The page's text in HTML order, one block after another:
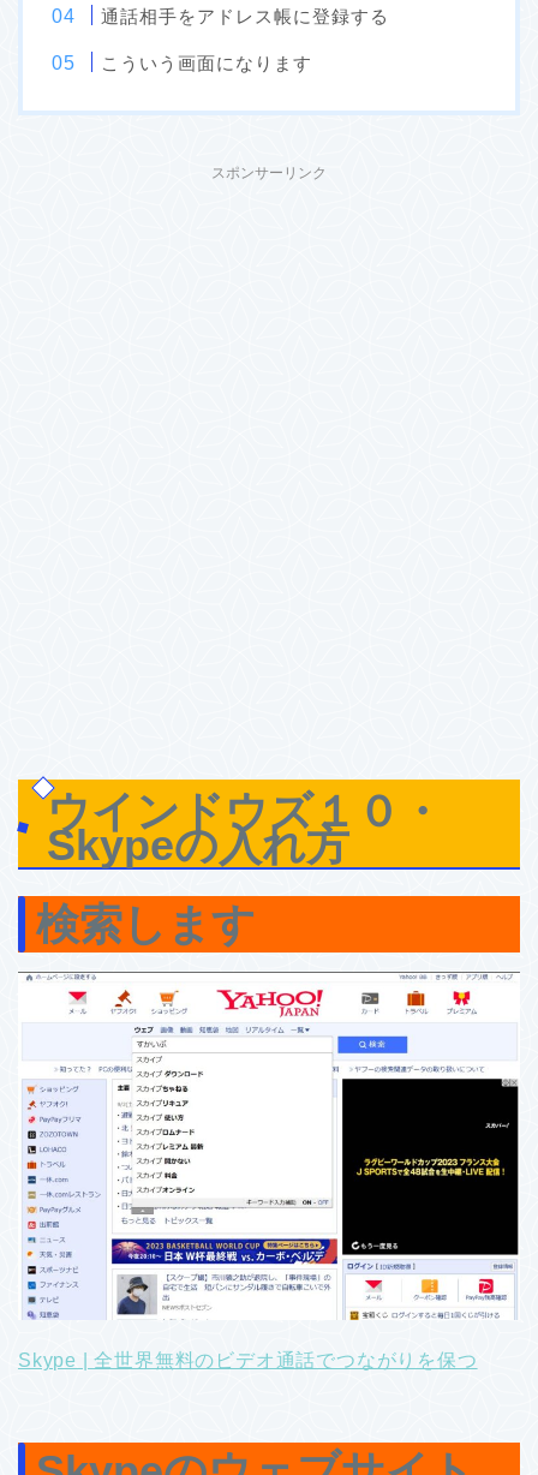
通話相手をアドレス帳に登録する
こういう画面になります
スポンサーリンク
ウインドウズ１０・
Skypeの入れ方
検索します
Skype | 全世界無料のビデオ通話でつながりを保つ